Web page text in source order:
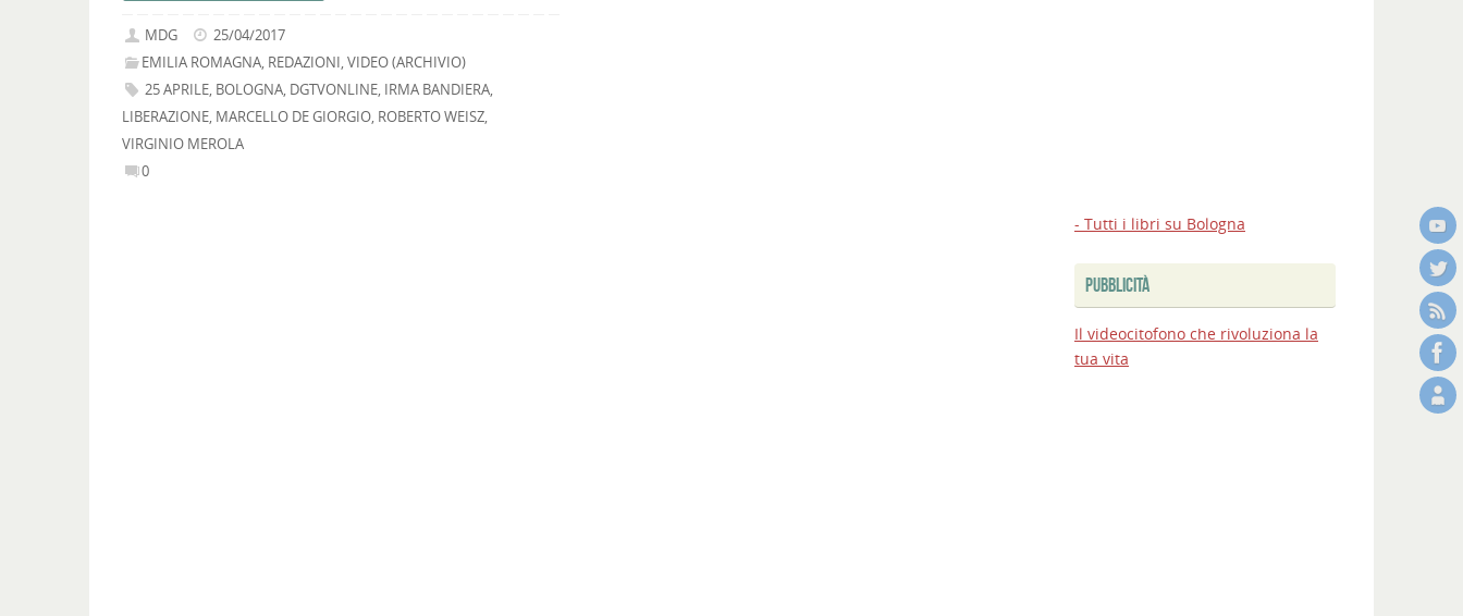
MDG
25/04/2017
EMILIA ROMAGNA, REDAZIONI,VIDEO (ARCHIVIO)
25 APRILE, BOLOGNA, DGTVONLINE, IRMA BANDIERA,
LIBERAZIONE, MARCELLO DE GIORGIO, ROBERTO WEISZ,
VIRGINIO MEROLA
0
- Tutti i libri su Bologna
PUBBLICITÀ
Il videocitofono che rivoluziona la
tua vita